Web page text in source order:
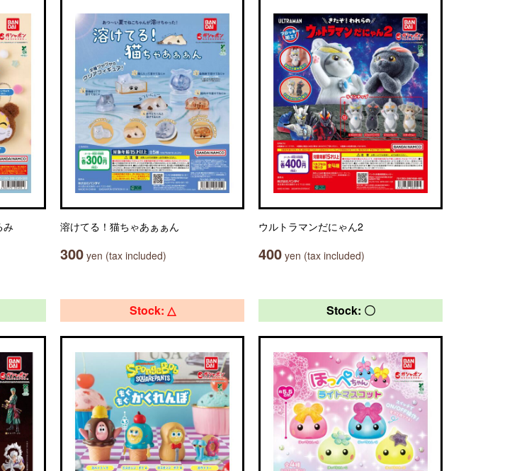
み 溶けてる！猫ちゃあぁぁん
300 yen (tax included)
ウルトラマンだにゃん2
400 yen (tax included)
Stock: △ Stock: 〇